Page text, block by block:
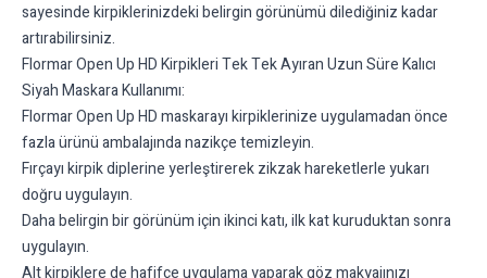
sayesinde kirpiklerinizdeki belirgin görünümü dilediğiniz kadar
artırabilirsiniz.
Flormar Open Up HD Kirpikleri Tek Tek Ayıran Uzun Süre Kalıcı
Siyah Maskara Kullanımı:
Flormar Open Up HD maskarayı kirpiklerinize uygulamadan önce
fazla ürünü ambalajında nazikçe temizleyin.
Fırçayı kirpik diplerine yerleştirerek zikzak hareketlerle yukarı
doğru uygulayın.
Daha belirgin bir görünüm için ikinci katı, ilk kat kuruduktan sonra
uygulayın.
Alt kirpiklere de hafifçe uygulama yaparak göz makyajınızı